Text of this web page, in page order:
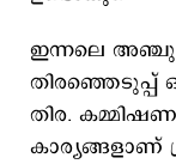
ഇന്നലെ അഞ്ചു
തിരഞ്ഞെടുപ്പ്
തിര.
കാര്യങ്ങളാണ്